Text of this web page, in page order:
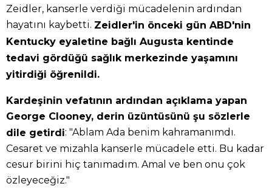
Zeidler, kanserle verdiği mücadelenin ardından
hayatını kaybetti. Zeidler'in önceki gün ABD'nin
Kentucky eyaletine bağlı Augusta kentinde
tedavi gördüğü sağlık merkezinde yaşamını
yitirdiği öğrenildi.
Kardeşinin vefatının ardından açıklama yapan
George Clooney, derin üzüntüsünü şu sözlerle
dile getirdi: "Ablam Ada benim kahramanımdı.
Cesaret ve mizahla kanserle mücadele etti. Bu kadar
cesur birini hiç tanımadım. Amal ve ben onu çok
özleyeceğiz."